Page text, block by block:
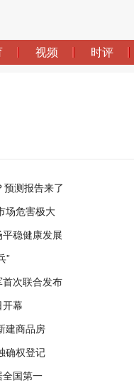
预测报告来了
场危害极大
稳健康发展
”
次联合发布
开幕
建商品房
确权登记
全国第一